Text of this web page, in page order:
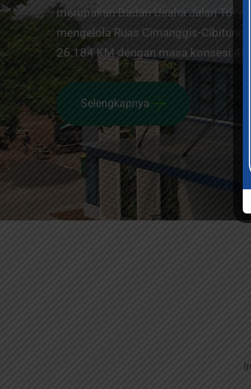
merupakan Badan Usaha Jalan Tol
mengelola Ruas Cimanggis-Cibitung
26.184 KM dengan masa konsesi 45
Selengkapnya